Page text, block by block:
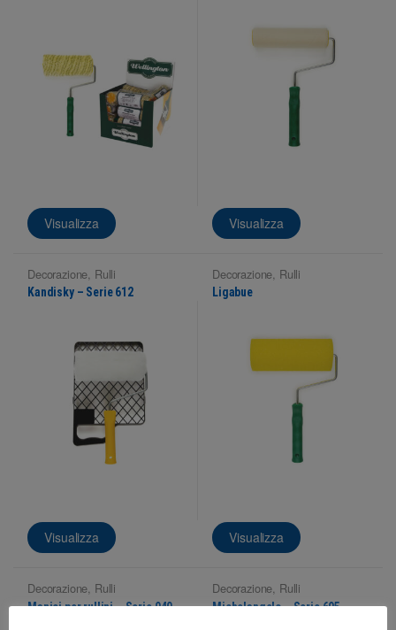
Visualizza Visualizza
Decorazione, Rulli
Kandisky – Serie 612
Visualizza
Decorazione, Rulli
Ligabue
Visualizza
Decorazione, Rulli
Manici per rullini – Serie 940
Decorazione, Rulli
Michelangelo – Serie 695